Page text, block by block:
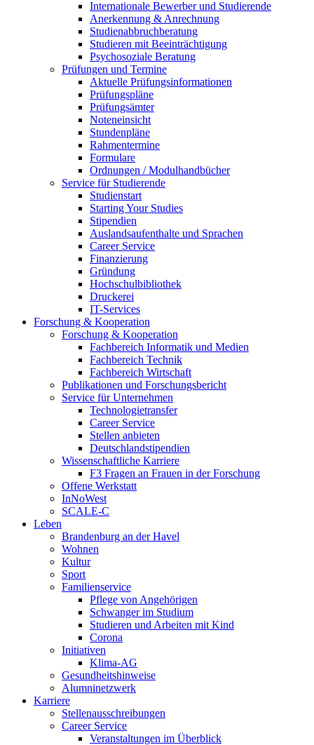
Internationale Bewerber und Studierende
Anerkennung & Anrechnung
Studienabbruchberatung
Studieren mit Beeinträchtigung
Psychosoziale Beratung
Prüfungen und Termine
Aktuelle Prüfungsinformationen
Prüfungspläne
Prüfungsämter
Noteneinsicht
Stundenpläne
Rahmentermine
Formulare
Ordnungen / Modulhandbücher
Service für Studierende
Studienstart
Starting Your Studies
Stipendien
Auslandsaufenthalte und Sprachen
Career Service
Finanzierung
Gründung
Hochschulbibliothek
Druckerei
IT-Services
Forschung & Kooperation
Forschung & Kooperation
Fachbereich Informatik und Medien
Fachbereich Technik
Fachbereich Wirtschaft
Publikationen und Forschungsbericht
Service für Unternehmen
Technologietransfer
Career Service
Stellen anbieten
Deutschlandstipendien
Wissenschaftliche Karriere
F3 Fragen an Frauen in der Forschung
Offene Werkstatt
InNoWest
SCALE-C
Leben
Brandenburg an der Havel
Wohnen
Kultur
Sport
Familienservice
Pflege von Angehörigen
Schwanger im Studium
Studieren und Arbeiten mit Kind
Corona
Initiativen
Klima-AG
Gesundheitshinweise
Alumninetzwerk
Karriere
Stellenausschreibungen
Career Service
Veranstaltungen im Überblick